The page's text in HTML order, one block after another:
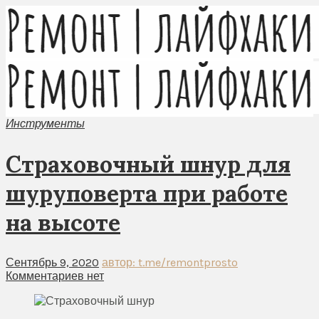
Инструменты
Страховочный шнур для
шуруповерта при работе
на высоте
Сентябрь 9, 2020 автор: t.me/remontprosto
Комментариев нет